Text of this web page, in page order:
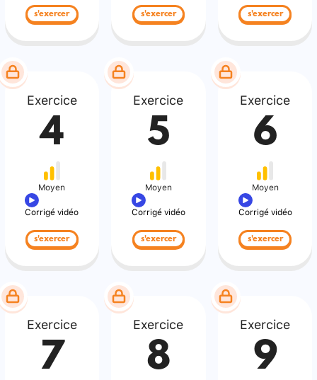
s'exercer s'exercer s'exercer
Exercice
4
Moyen
Corrigé vidéo
s'exercer
Exercice
5
Moyen
Corrigé vidéo
s'exercer
Exercice
6
Moyen
Corrigé vidéo
s'exercer
Exercice
7
Exercice
8
Exercice
9